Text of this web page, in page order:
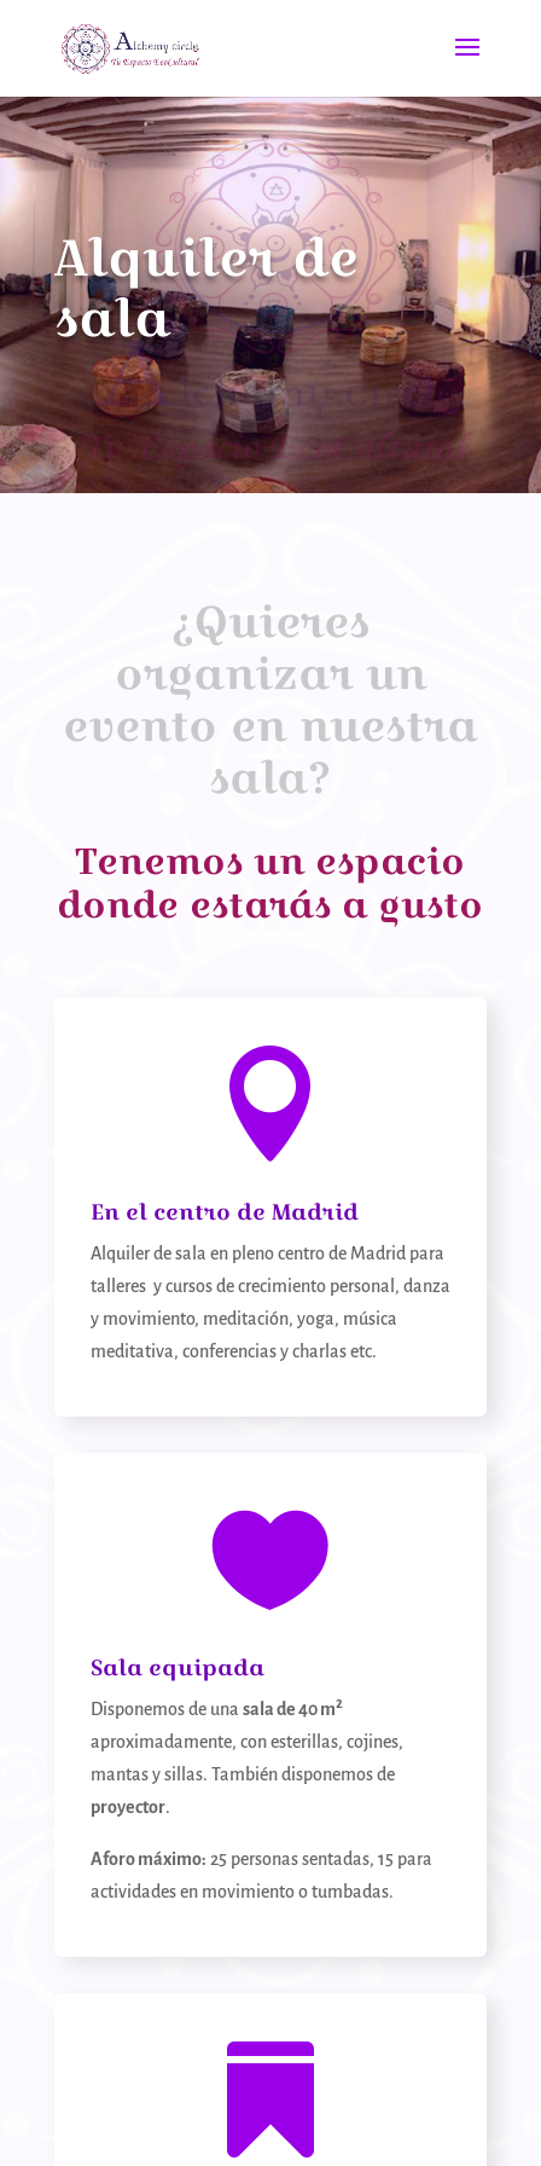
Alquiler de
sala
¿Quieres
organizar un
evento en nuestra
sala?
Tenemos un espacio
donde estarás a gusto

En el centro de Madrid
Alquiler de sala en pleno centro de Madrid para
talleres y cursos de crecimiento personal, danza
y movimiento, meditación, yoga, música
meditativa, conferencias y charlas etc.

Sala equipada
Disponemos de una sala de 40 m²
aproximadamente, con esterillas, cojines,
mantas y sillas. También disponemos de
proyector.
Aforo máximo: 25 personas sentadas, 15 para
actividades en movimiento o tumbadas.
